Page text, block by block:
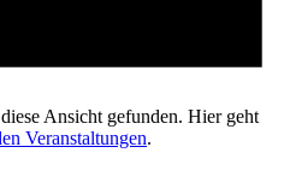
Ansicht gefunden. Hier geht
Veranstaltungen.